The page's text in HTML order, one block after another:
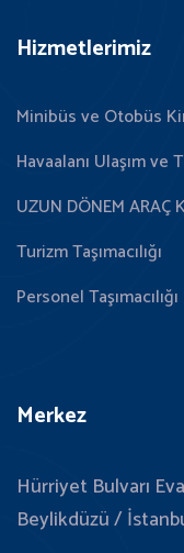
Hizmetlerimiz
Minibüs ve Otobüs
Havaalanı Ulaşım ve
UZUN DÖNEM ARAÇ
Turizm Taşımacılığı
Personel Taşımacılığı
Merkez
Hürriyet Bulvarı
Beylikdüzü /